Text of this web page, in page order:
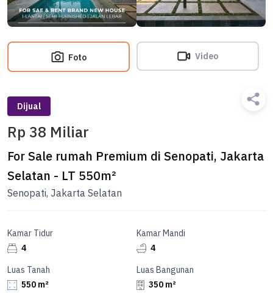
Foto Video
Dijual
Rp 38 Miliar
For Sale rumah Premium di Senopati, Jakarta
Selatan - LT 550m²
Senopati, Jakarta Selatan
Kamar Tidur
4
Kamar Mandi
4
Luas Tanah
550 m²
Luas Bangunan
350 m²